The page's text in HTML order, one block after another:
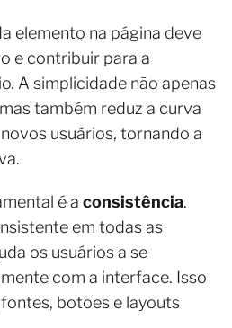
elemento na página deve
e contribuir para a
A simplicidade não apenas
também reduz a curva
usuários, tornando a
é a consistência.
em todas as
os usuários a se
com a interface. Isso
botões e layouts